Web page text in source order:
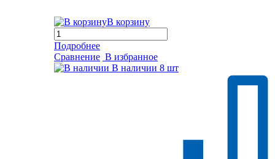
В корзину
Подробнее
Сравнение В избранное
В наличии 8 шт